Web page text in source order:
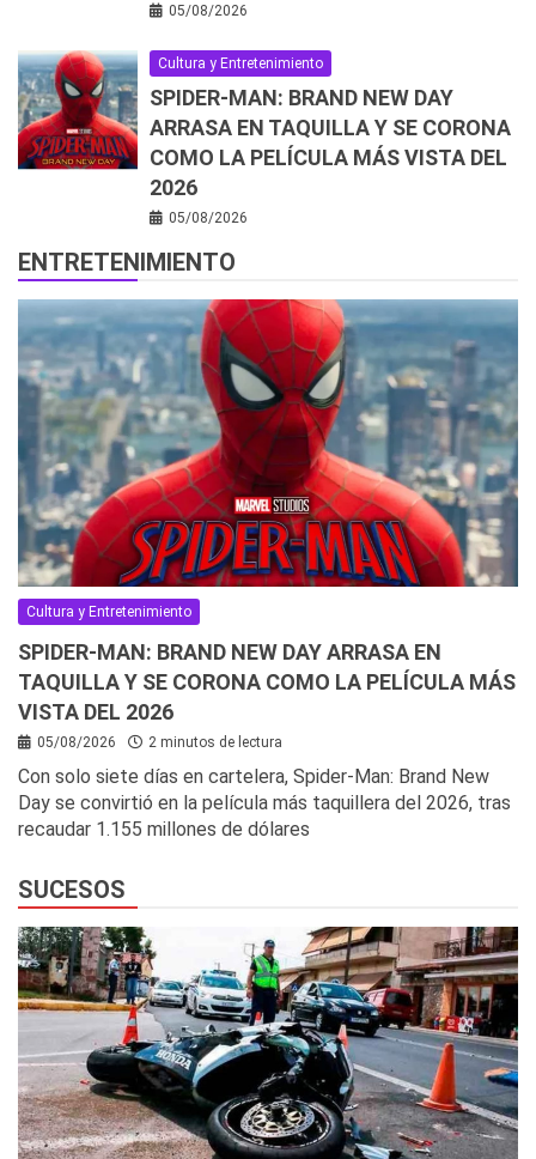
05/08/2026
Cultura y Entretenimiento
SPIDER-MAN: BRAND NEW DAY
ARRASA EN TAQUILLA Y SE CORONA
COMO LA PELÍCULA MÁS VISTA DEL
2026
05/08/2026
ENTRETENIMIENTO
Cultura y Entretenimiento
SPIDER-MAN: BRAND NEW DAY ARRASA EN
TAQUILLA Y SE CORONA COMO LA PELÍCULA MÁS
VISTA DEL 2026
05/08/2026 2 minutos de lectura
Con solo siete días en cartelera, Spider-Man: Brand New
Day se convirtió en la película más taquillera del 2026, tras
recaudar 1.155 millones de dólares
SUCESOS